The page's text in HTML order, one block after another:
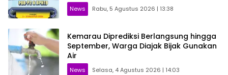
News Rabu, 5 Agustus 2026 | 13:38
Kemarau Diprediksi Berlangsung hingga
September, Warga Diajak Bijak Gunakan
Air
News Selasa, 4 Agustus 2026 | 14:03